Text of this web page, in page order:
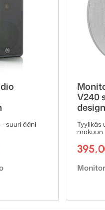
cm diskantti tuottavat
takaavat, että
Alumiiniset
ja huoletta
suuri ääni
V240
Tyylikäs
makuun